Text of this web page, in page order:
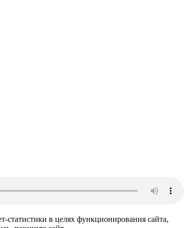
статистики в целях функционирования сайта,